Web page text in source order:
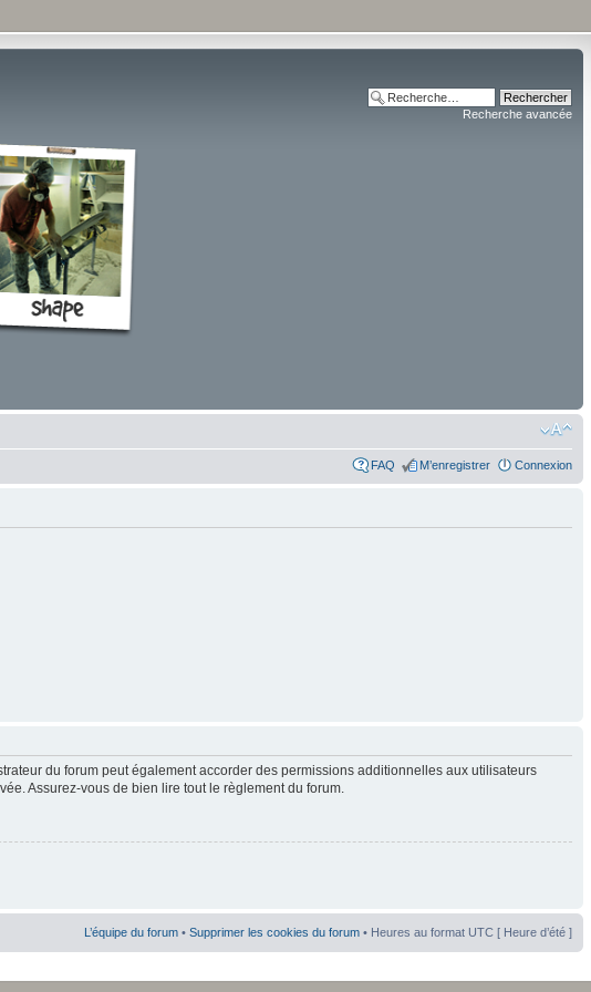
Recherche avancée
FAQ M’enregistrer Connexion
du forum peut également accorder des permissions additionnelles aux utilisateurs
Assurez-vous de bien lire tout le règlement du forum.
L’équipe du forum • Supprimer les cookies du forum • Heures au format UTC [ Heure d’été ]